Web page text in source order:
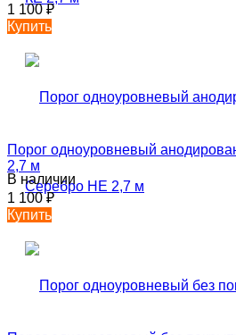
1 100₽
Купить
Порог одноуровневый
2,7 м
В наличии
1 100₽
Купить